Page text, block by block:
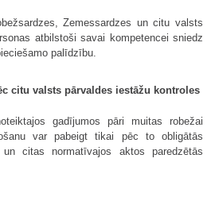
Zemessardzes un citu valsts
atbilstoši savai kompetencei sniedz
palīdzību.
citu valsts pārvaldes iestāžu kontroles
gadījumos pāri muitas robežai
var pabeigt tikai pēc to obligātās
un citas normatīvajos aktos paredzētās